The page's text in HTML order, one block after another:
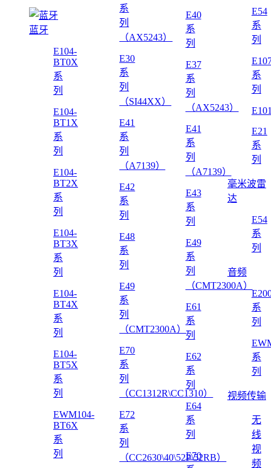
蓝牙
E104-
BT0X
系
列
E104-
BT1X
系
列
E104-
BT2X
系
列
E104-
BT3X
系
列
E104-
BT4X
系
列
E104-
BT5X
系
列
EWM104-
BT6X
系
列
系
列
（AX5243）
E30
系
列
（SI44XX）
E41
系
列
（A7139）
E42
系
列
E48
系
列
E49
系
列
（CMT2300A）
E70
系
列
（CC1312R\CC1310）
E72
系
列
（CC2630\40\52P\52RB）
E40
系
列
E37
系
列
（AX5243）
E41
系
列
（A7139）
E43
系
列
E49
系
列
（CMT2300A）
E61
系
列
E62
系
列
E64
系
列
E70
E54
系
列
系
列
E21
系
列
毫米波雷
达
E54
系
列
音频
系
列
系
列
视频传输
无
线
视
频